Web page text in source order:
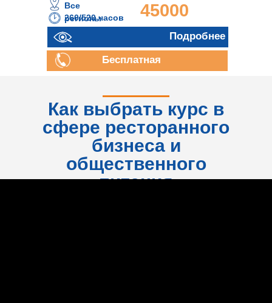
260/520 часов
45000
руб.Подробнее
Бесплатная
Все
регионы
Как выбрать курс в
сфере ресторанного
бизнеса и
общественного
питания